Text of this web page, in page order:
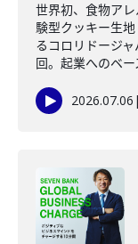
世界初、食物ア
験型クッキー生
るコロリドージ
回。起業へのベ
2026.07.06 |